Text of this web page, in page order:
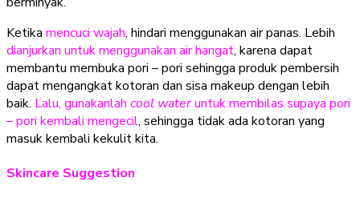
Ketika mencuci wajah, hindari menggunakan air panas. Lebih
dianjurkan untuk menggunakan air hangat, karena dapat
membantu membuka pori – pori sehingga produk pembersih
dapat mengangkat kotoran dan sisa makeup dengan lebih
baik. Lalu, gunakanlah cool wateruntuk membilas supaya pori
– pori kembali mengecil, sehingga tidak ada kotoran yang
masuk kembali kekulit kita.
Skincare Suggestion